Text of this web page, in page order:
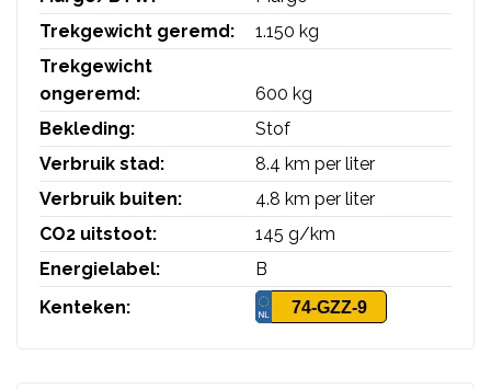
Trekgewicht geremd:
1.150 kg
Trekgewicht
ongeremd:
600 kg
Bekleding:
Stof
Verbruik stad:
8.4 km per liter
Verbruik buiten:
4.8 km per liter
CO2 uitstoot:
145 g/km
Energielabel:
B
Kenteken:
74-GZZ-9